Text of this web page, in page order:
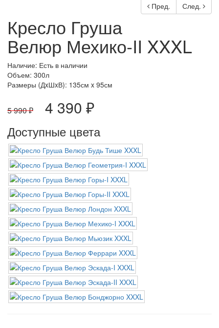
Пред. След.
Кресло Груша
Велюр Мехико-II XXXL
Наличие: Есть в наличии
Объем: 300л
Размеры (ДxШxВ): 135см x 95см
5 990 ₽ 4 390 ₽
Доступные цвета